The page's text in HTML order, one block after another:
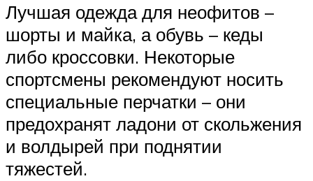
Лучшая одежда для неофитов –
шорты и майка, а обувь – кеды
либо кроссовки. Некоторые
спортсмены рекомендуют носить
специальные перчатки – они
предохранят ладони от скольжения
и волдырей при поднятии
тяжестей.